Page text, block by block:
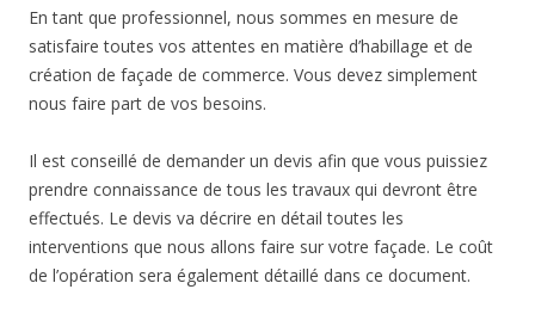
En tant que professionnel, nous sommes en mesure de
satisfaire toutes vos attentes en matière d’habillage et de
création de façade de commerce. Vous devez simplement
nous faire part de vos besoins.
Il est conseillé de demander un devis afin que vous puissiez
prendre connaissance de tous les travaux qui devront être
effectués. Le devis va décrire en détail toutes les
interventions que nous allons faire sur votre façade. Le coût
de l’opération sera également détaillé dans ce document.